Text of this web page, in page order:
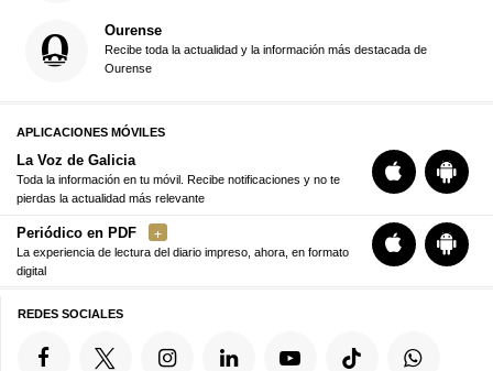
Ourense
Recibe toda la actualidad y la información más destacada de
Ourense
APLICACIONES MÓVILES
La Voz de Galicia
Toda la información en tu móvil. Recibe notificaciones y no te
pierdas la actualidad más relevante
Periódico en PDF
La experiencia de lectura del diario impreso, ahora, en formato
digital
REDES SOCIALES